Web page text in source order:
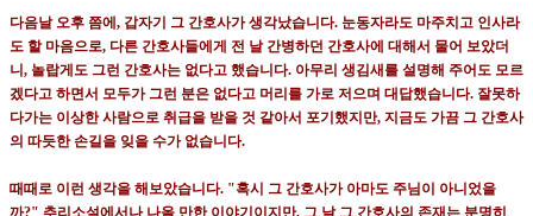
다음날 오후 쯤에 , 갑자기 그 간호사가 생각났습니다. 눈동자라도 마주치고 인사라
도 할 마음으로, 다른 간호사들에게 전 날 간병하던 간호사에 대해서 물어 보았더
니 , 놀랍게도 그런 간호사는 없다고 했습니다. 아무리 생김새를 설명해 주어도 모르
겠다고 하면서 모두가 그런 분은 없다고 머리를 가로 저으며 대답했습니다. 잘못하
다가는 이상한 사람으로 취급을 받을 것 같아서 포기했지만, 지금도 가끔 그 간호사
의 따듯한 손길을 잊을 수가 없습니다.
때때로 이런 생각을 해보았습니다. "혹시 그 간호사가 아마도 주님이 아니었을